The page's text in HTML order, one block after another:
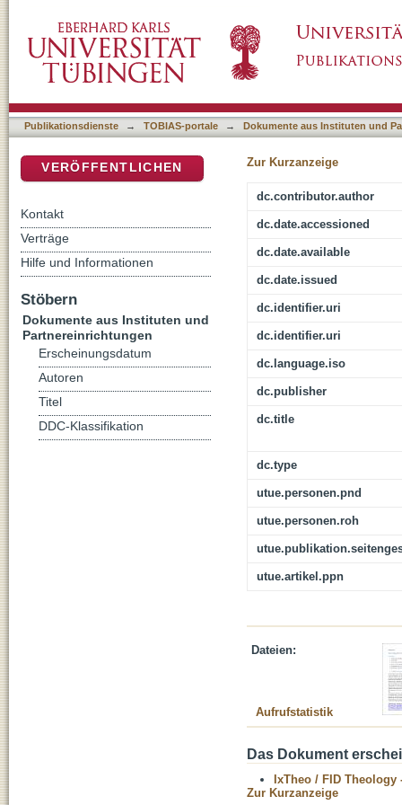
Publikationsdienste → TOBIAS-portale → Dokumente aus Instituten und
Zur Kurzanzeige
dc.contributor.author
dc.date.accessioned
dc.date.available
dc.date.issued
dc.identifier.uri
dc.identifier.uri
dc.language.iso
dc.publisher
dc.title
dc.type
utue.personen.pnd
utue.personen.roh
utue.artikel.ppn
Dateien:
Aufrufstatistik
Das Dokument
IxTheo / FID Theology
Zur Kurzanzeige
VERÖFFENTLICHEN
Kontakt
Verträge
Hilfe und Informationen
Stöbern
Dokumente aus Instituten und
Partnereinrichtungen
Erscheinungsdatum
Autoren
Titel
DDC-Klassifikation